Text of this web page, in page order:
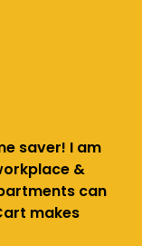
saver! I am
&
can
makes